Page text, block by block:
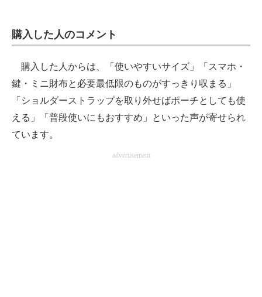
購入した人のコメント
購入した人からは、「使いやすいサイズ」「スマホ・
鍵・ミニ財布と必要最低限のものがすっきり収まる」
「ショルダーストラップを取り外せばポーチとしても使
える」「普段使いにもおすすめ」といった声が寄せられ
ています。
advertisement